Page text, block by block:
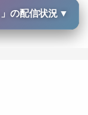
」の配信状況 ▼